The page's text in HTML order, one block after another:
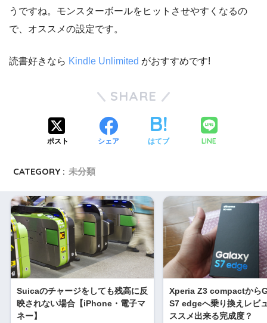
うですね。モンスターボールをヒットさせやすくなるの
で、オススメの設定です。
読書好きなら Kindle Unlimited がおすすめです!
SHARE
ポスト シェア はてブ LINE
CATEGORY : 未分類
Suicaのチャージをしても残高に反
映されない場合【iPhone・電子マ
ネー】
Xperia Z3 compactから
S7 edgeへ乗り換えレビ
ススメ出来る完成度？